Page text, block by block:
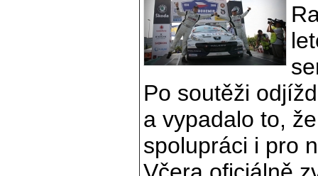
Po soutěži
a vypadalo to,
spolupráci i pro